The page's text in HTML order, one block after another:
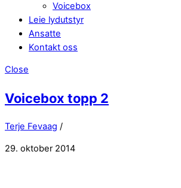
Voicebox
Leie lydutstyr
Ansatte
Kontakt oss
Close
Voicebox topp 2
Terje Fevaag /
29. oktober 2014